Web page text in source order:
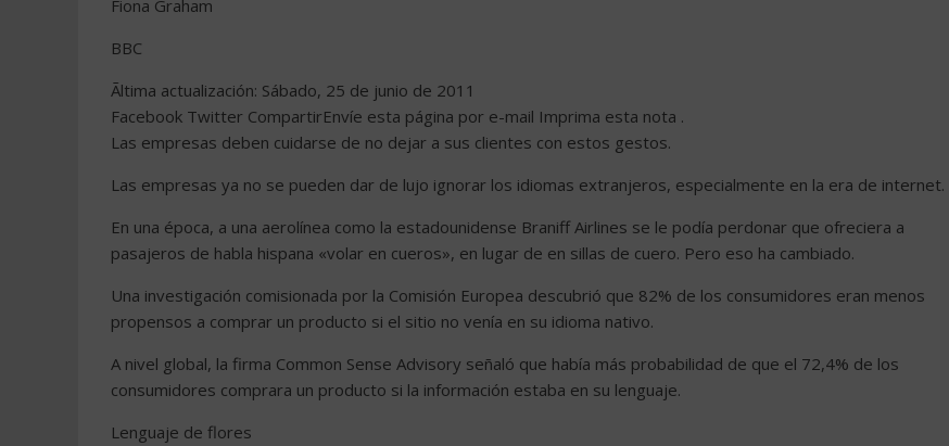
Fiona Graham
BBC
Ãltima actualización: Sábado, 25 de junio de 2011
Facebook Twitter CompartirEnvíe esta página por e-mail Imprima esta nota .
Las empresas deben cuidarse de no dejar a sus clientes con estos gestos.
Las empresas ya no se pueden dar de lujo ignorar los idiomas extranjeros, especialmente en la era de internet.
En una época, a una aerolínea como la estadounidense Braniff Airlines se le podía perdonar que ofreciera a
pasajeros de habla hispana «volar en cueros», en lugar de en sillas de cuero. Pero eso ha cambiado.
Una investigación comisionada por la Comisión Europea descubrió que 82% de los consumidores eran menos
propensos a comprar un producto si el sitio no venía en su idioma nativo.
A nivel global, la firma Common Sense Advisory señaló que había más probabilidad de que el 72,4% de los
consumidores comprara un producto si la información estaba en su lenguaje.
Lenguaje de flores